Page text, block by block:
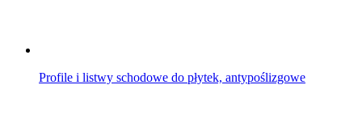
Profile i listwy schodowe do płytek, antypoślizgowe